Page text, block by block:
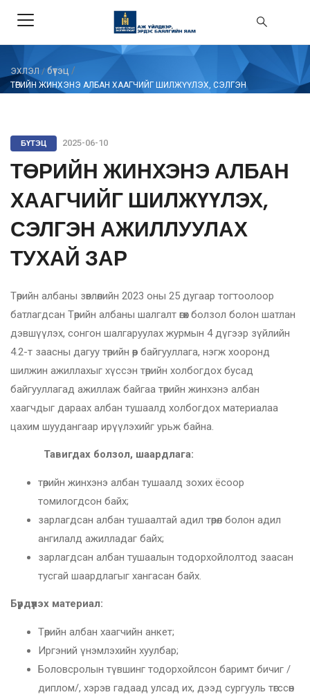
ЭХЛЭЛ / бүтэц /
ТӨРИЙН ЖИНХЭНЭ АЛБАН ХААГЧИЙГ ШИЛЖҮҮЛЭХ, СЭЛГЭН
БҮТЭЦ 2025-06-10
ТӨРИЙН ЖИНХЭНЭ АЛБАН
ХААГЧИЙГ ШИЛЖҮҮЛЭХ,
СЭЛГЭН АЖИЛЛУУЛАХ
ТУХАЙ ЗАР
Төрийн албаны зөвлөлийн 2023 оны 25 дугаар тогтоолоор
батлагдсан Төрийн албаны шалгалт өгөх болзол болон шатлан
дэвшүүлэх, сонгон шалгаруулах журмын 4 дүгээр зүйлийн
4.2-т заасны дагуу төрийн өөр байгууллага, нэгж хооронд
шилжин ажиллахыг хүссэн төрийн холбогдох бусад
байгууллагад ажиллаж байгаа төрийн жинхэнэ албан
хаагчдыг дараах албан тушаалд холбогдох материалаа
цахим шуудангаар ирүүлэхийг урьж байна.
Тавигдах болзол, шаардлага:
төрийн жинхэнэ албан тушаалд зохих ёсоор
томилогдсон байх;
зарлагдсан албан тушаалтай адил төрөл болон адил
ангилалд ажилладаг байх;
зарлагдсан албан тушаалын тодорхойлолтод заасан
тусгай шаардлагыг хангасан байх.
Бүрдүүлэх материал:
Төрийн албан хаагчийн анкет;
Иргэний үнэмлэхийн хуулбар;
Боловсролын түвшинг тодорхойлсон баримт бичиг /
диплом/, хэрэв гадаад улсад их, дээд сургууль төгссөн